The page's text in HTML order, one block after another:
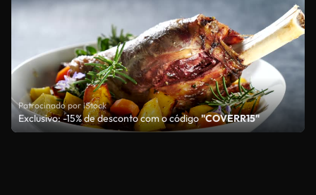
Patrocinado por iStock
Exclusivo: -15% de desconto com o código"COVERR15"